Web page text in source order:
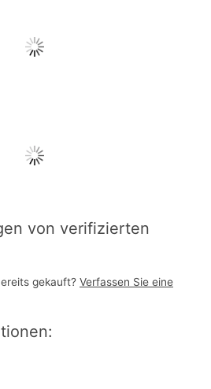
von verifizierten
gekauft? Verfassen Sie eine